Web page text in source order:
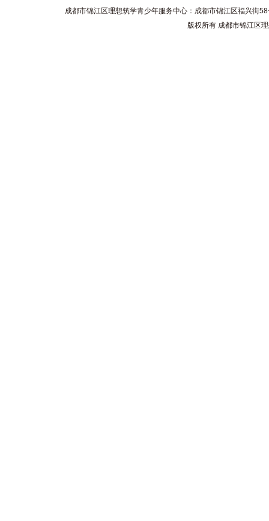
成都市锦江区理想筑学青少年服务中心：成都市锦江区福兴
版权所有 成都市锦江区